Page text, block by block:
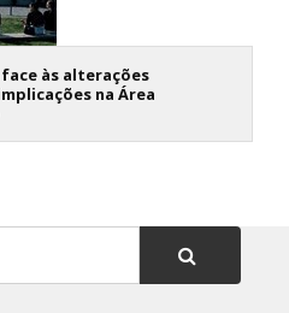
às alterações
na Área